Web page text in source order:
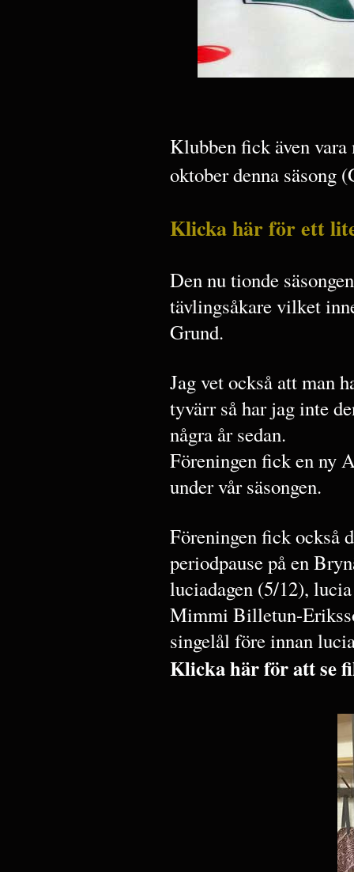
Klubben fick även
oktober denna säsong
Klicka här för ett
Den nu tionde
tävlingsåkare vilket
Grund.
Jag vet också att man
tyvärr så har jag inte
några år sedan.
Föreningen fick en ny
under vår säsongen.
Föreningen fick också
periodpause på en
luciadagen (5/12),
Mimmi Billetun-
singelål före innan
Klicka här för att se